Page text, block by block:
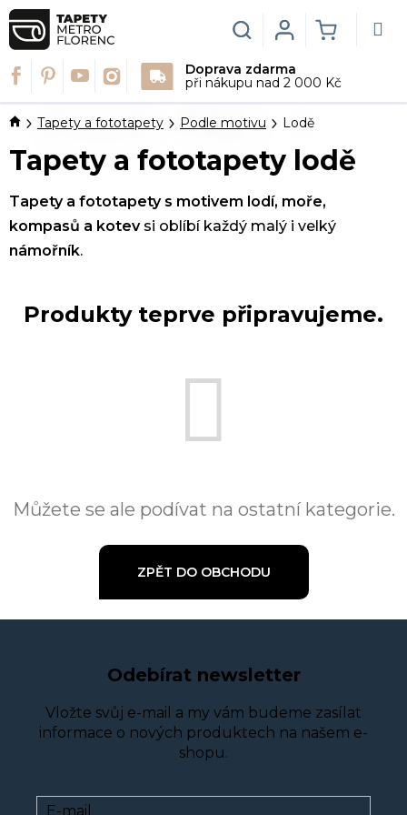
Přejít
na
obsah
Doprava zdarma
při nákupu nad 2 000 Kč
Hledat
KOŠÍK
Login
DomůTapety a fototapety Podle motivu Lodě
Tapety a fototapety lodě
Tapety a fototapety s motivem lodí, moře,
kompasů a kotevsi oblíbí každý malý i velký
námořník.
Produkty teprve připravujeme.
Můžete se ale podívat na ostatní kategorie.
ZPĚT DO OBCHODU
Odebírat newsletter
Vložte svůj e-mail a my vám budeme zasílat
informace o nových produktech na našem e-
shopu.
E-mail